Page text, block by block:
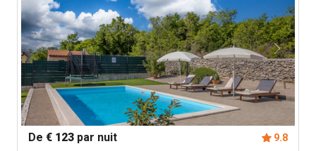
De€ 123 par nuit 9.8